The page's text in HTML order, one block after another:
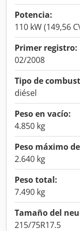
Potencia:
110 kW (149,56
Primer registro:
02/2008
Tipo de
diésel
Peso en vacío:
4.850 kg
Peso máximo
2.640 kg
Peso total:
7.490 kg
Tamaño del
215/75R17.5